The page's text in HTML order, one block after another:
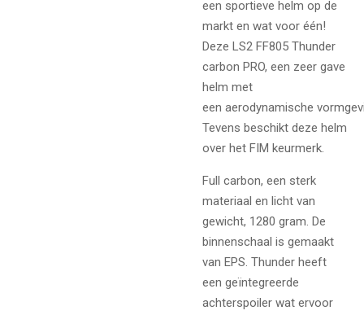
een sportieve helm op de
markt en wat voor één!
Deze LS2 FF805 Thunder
carbon PRO, een zeer gave
helm met
een aerodynamische
Tevens beschikt deze helm
over het FIM keurmerk.
Full carbon, een sterk
materiaal en licht van
gewicht, 1280 gram. De
binnenschaal is gemaakt
van EPS. Thunder heeft
een geïntegreerde
achterspoiler wat ervoor